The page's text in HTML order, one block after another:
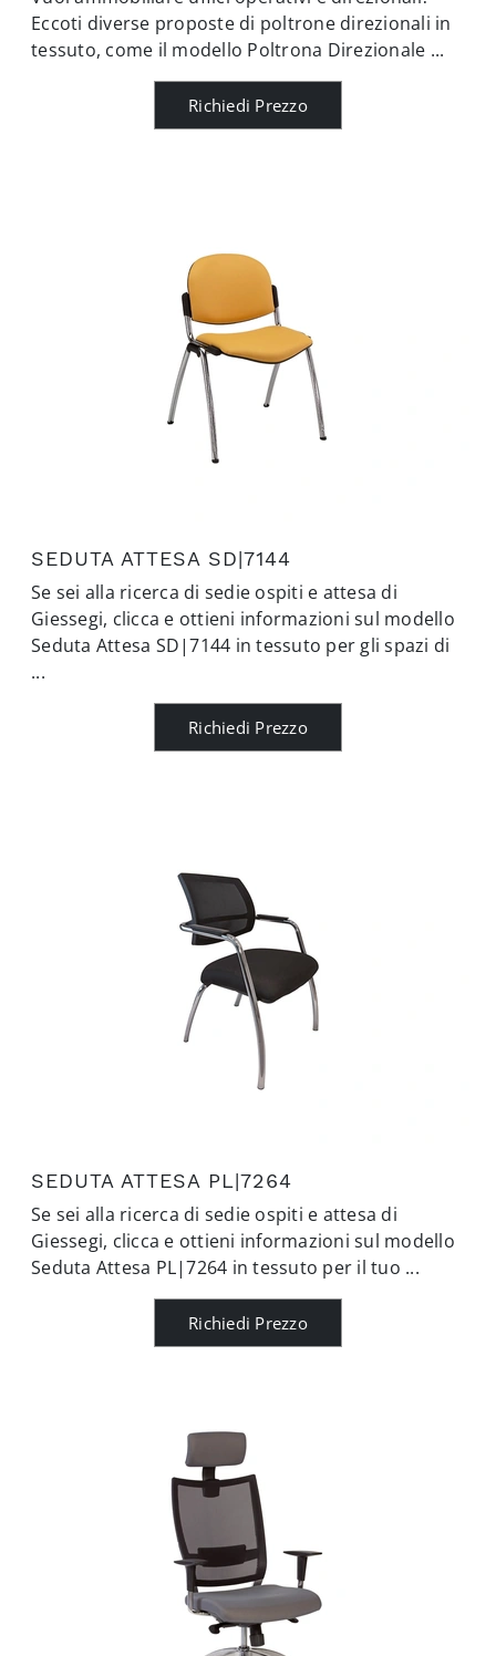
Eccoti diverse proposte di poltrone direzionali in
tessuto, come il modello Poltrona Direzionale ...
Richiedi Prezzo
SEDUTA ATTESA SD|7144
Se sei alla ricerca di sedie ospiti e attesa di
Giessegi, clicca e ottieni informazioni sul modello
Seduta Attesa SD|7144 in tessuto per gli spazi di
...
Richiedi Prezzo
SEDUTA ATTESA PL|7264
Se sei alla ricerca di sedie ospiti e attesa di
Giessegi, clicca e ottieni informazioni sul modello
Seduta Attesa PL|7264 in tessuto per il tuo ...
Richiedi Prezzo